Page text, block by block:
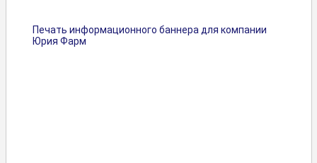
Печать информационного баннера для компании
Юрия Фарм